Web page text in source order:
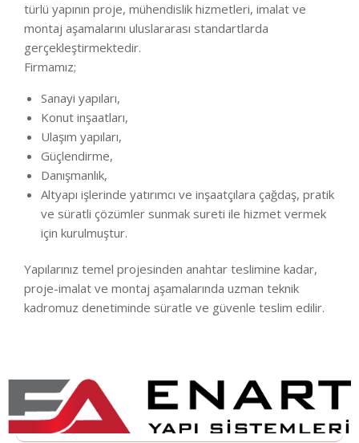
türlü yapının proje, mühendislik hizmetleri, imalat ve
montaj aşamalarını uluslararası standartlarda
gerçekleştirmektedir.
Firmamız;
Sanayi yapıları,
Konut inşaatları,
Ulaşım yapıları,
Güçlendirme,
Danışmanlık,
Altyapı işlerinde yatırımcı ve inşaatçılara çağdaş, pratik
ve süratli çözümler sunmak sureti ile hizmet vermek
için kurulmuştur.
Yapılarınız temel projesinden anahtar teslimine kadar,
proje-imalat ve montaj aşamalarında uzman teknik
kadromuz denetiminde süratle ve güvenle teslim edilir.